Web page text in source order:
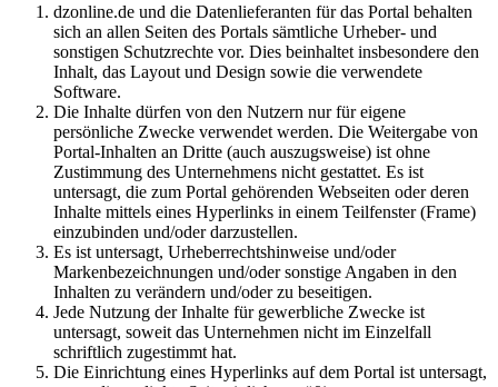
dzonline.de und die Datenlieferanten für das Portal behalten
sich an allen Seiten des Portals sämtliche Urheber- und
sonstigen Schutzrechte vor. Dies beinhaltet insbesondere den
Inhalt, das Layout und Design sowie die verwendete
Software.
Die Inhalte dürfen von den Nutzern nur für eigene
persönliche Zwecke verwendet werden. Die Weitergabe von
Portal-Inhalten an Dritte (auch auszugsweise) ist ohne
Zustimmung des Unternehmens nicht gestattet. Es ist
untersagt, die zum Portal gehörenden Webseiten oder deren
Inhalte mittels eines Hyperlinks in einem Teilfenster (Frame)
einzubinden und/oder darzustellen.
Es ist untersagt, Urheberrechtshinweise und/oder
Markenbezeichnungen und/oder sonstige Angaben in den
Inhalten zu verändern und/oder zu beseitigen.
Jede Nutzung der Inhalte für gewerbliche Zwecke ist
untersagt, soweit das Unternehmen nicht im Einzelfall
schriftlich zugestimmt hat.
Die Einrichtung eines Hyperlinks auf dem Portal ist untersagt,